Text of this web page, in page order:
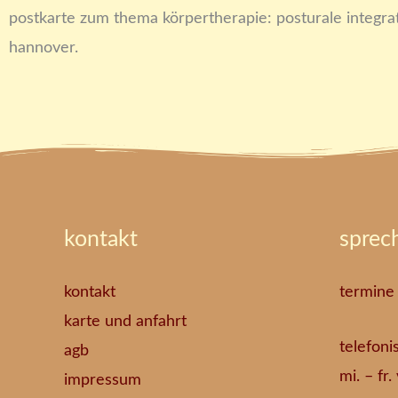
postkarte zum thema körpertherapie: posturale
hannover.
kontakt
kontakt
karte und anfahrt
agb
impressum
termine
mi. – fr.